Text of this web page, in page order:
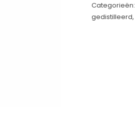
Categorieën:
gedistilleerd,